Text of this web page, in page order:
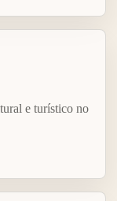
e turístico no